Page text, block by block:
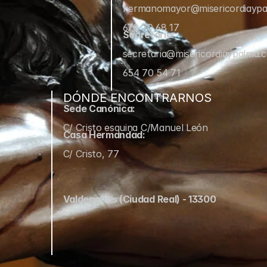
670 70 68 17
Secretaría:
654 70 54 71
DÓNDE ENCONTRARNOS
Sede Canónica:
C/ Cristo esquina C/Manuel León
Casa Hermandad:
C/ Cristo, 77
Valdepeñas (Ciudad Real) - 13300